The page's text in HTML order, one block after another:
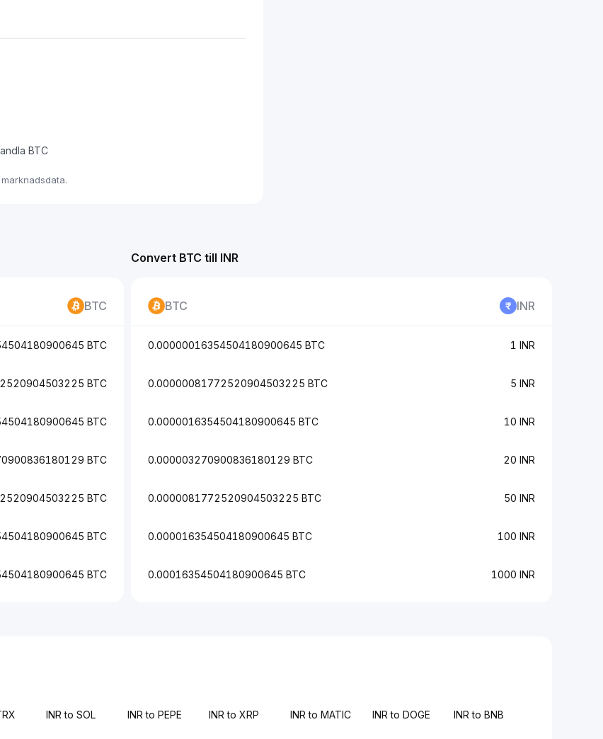
BTC
Convert BTC till INR
BTC INR
0.00000016354504180900645 BTC 1 INR
0.00000081772520904503225 BTC 5 INR
0.0000016354504180900645 BTC 10 INR
0.000003270900836180129 BTC 20 INR
0.0000081772520904503225 BTC 50 INR
0.000016354504180900645 BTC 100 INR
0.00016354504180900645 BTC 1000 INR
BTC
BTC
BTC
BTC
BTC
BTC
BTC
BTC
INR to SOL INR to PEPE INR to XRP INR to MATIC INR to DOGE INR to BNB